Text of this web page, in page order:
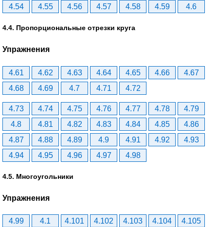
4.54
4.55 4.56 4.57 4.58 4.59 4.6
4.4. Пропорциональные отрезки круга
Упражнения
4.61 4.62 4.63 4.64 4.65 4.66
4.67
4.68
4.69 4.7 4.71 4.72
4.73 4.74 4.75 4.76 4.77 4.78
4.79
4.8
4.81 4.82 4.83 4.84 4.85
4.86
4.87
4.88 4.89 4.9 4.91 4.92
4.93
4.94
4.95 4.96 4.97 4.98
4.5. Многоугольники
Упражнения
4.99 4.1 4.101 4.102 4.103 4.104
4.105